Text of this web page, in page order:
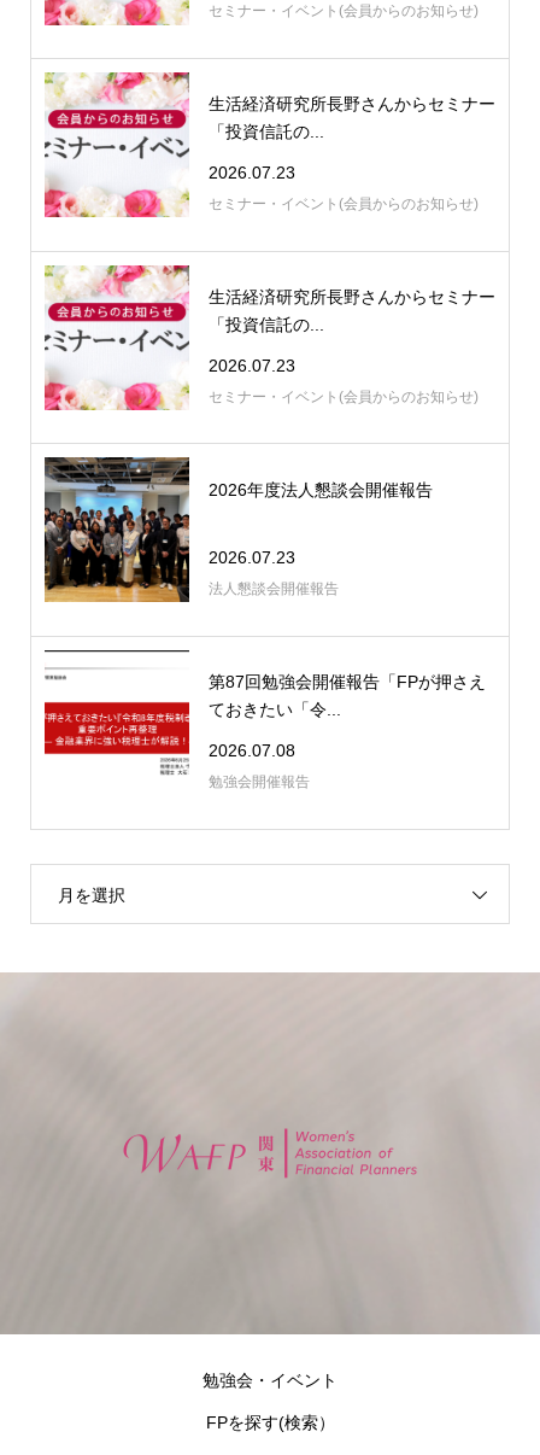
セミナー・イベント(会員からのお知らせ)
生活経済研究所長野さんからセミナー
「投資信託の...
2026.07.23
セミナー・イベント(会員からのお知らせ)
生活経済研究所長野さんからセミナー
「投資信託の...
2026.07.23
セミナー・イベント(会員からのお知らせ)
2026年度法人懇談会開催報告
2026.07.23
法人懇談会開催報告
第87回勉強会開催報告「FPが押さえ
ておきたい「令...
2026.07.08
勉強会開催報告
月を選択
勉強会・イベント
FPを探す(検索）